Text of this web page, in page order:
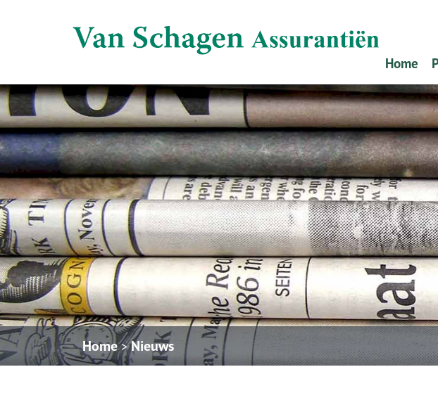
Home
Home > Nieuws